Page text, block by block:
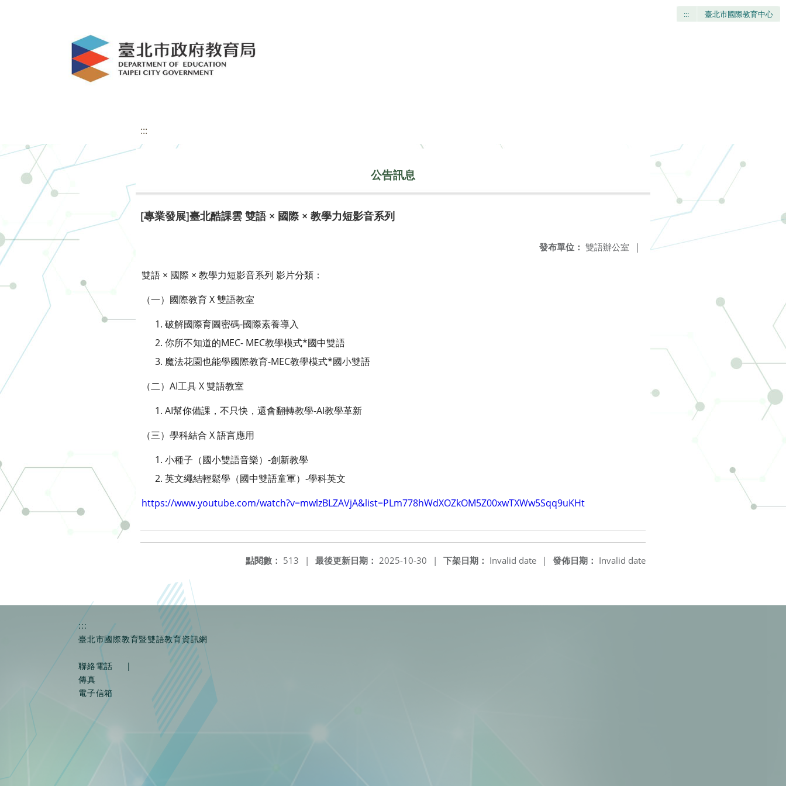
::: 臺北市國際教育中心
:::
公告訊息
[專業發展]臺北酷課雲 雙語 × 國際 × 教學力短影音系列
發布單位： 雙語辦公室 |
雙語 × 國際 × 教學力短影音系列 影片分類：
（一）國際教育 X 雙語教室
破解國際育圖密碼-國際素養導入
你所不知道的MEC- MEC教學模式*國中雙語
魔法花園也能學國際教育-MEC教學模式*國小雙語
（二）AI工具 X 雙語教室
AI幫你備課，不只快，還會翻轉教學-AI教學革新
（三）學科結合 X 語言應用
小種子（國小雙語音樂）-創新教學
英文繩結輕鬆學（國中雙語童軍）-學科英文
https://www.youtube.com/watch?v=mwlzBLZAVjA&list=PLm778hWdXOZkOM5Z00xwTXWw5Sqq9uKHt
發佈日期： Invalid date
下架日期： Invalid date |
最後更新日期： 2025-10-30 |
點閱數： 513 |
:::
臺北市國際教育暨雙語教育資訊網
聯絡電話
|
傳真
電子信箱